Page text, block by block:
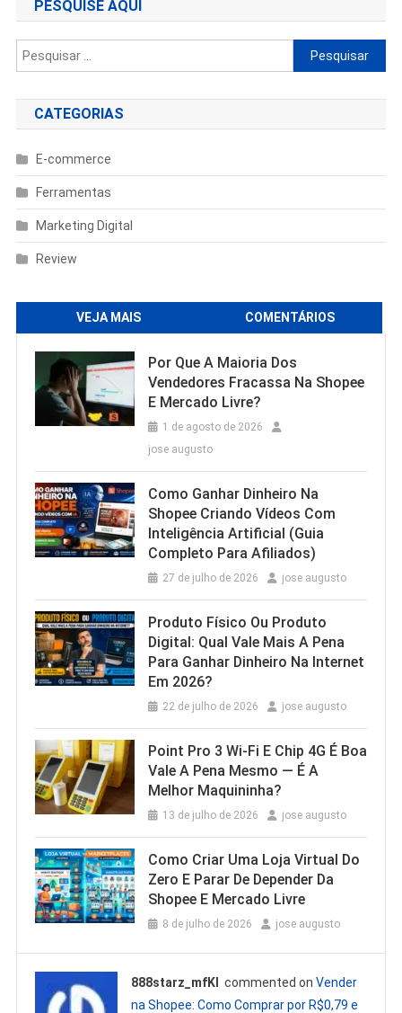
PESQUISE AQUI
Pesquisar
por:
CATEGORIAS
E-commerce
Ferramentas
Marketing Digital
Review
VEJA MAIS COMENTÁRIOS
Por Que A Maioria Dos
Vendedores Fracassa Na Shopee
E Mercado Livre?
1 de agosto de 2026
jose augusto
Como Ganhar Dinheiro Na
Shopee Criando Vídeos Com
Inteligência Artificial (Guia
Completo Para Afiliados)
27 de julho de 2026 jose augusto
Produto Físico Ou Produto
Digital: Qual Vale Mais A Pena
Para Ganhar Dinheiro Na Internet
Em 2026?
22 de julho de 2026 jose augusto
Point Pro 3 Wi‑Fi E Chip 4G É Boa
Vale A Pena Mesmo — É A
Melhor Maquininha?
13 de julho de 2026 jose augusto
Como Criar Uma Loja Virtual Do
Zero E Parar De Depender Da
Shopee E Mercado Livre
8 de julho de 2026 jose augusto
888starz_mfKl commented onVender
na Shopee: Como Comprar por R$0,79 e